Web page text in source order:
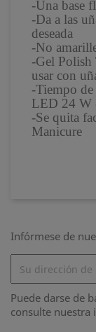
-Una base
-Da a las
deseada
-No
-Gel Polish
usar con
-Tiempo
LED 24 W
-Se quita
Manicure
Infórmese de
Puede darse de
consulte nuestra